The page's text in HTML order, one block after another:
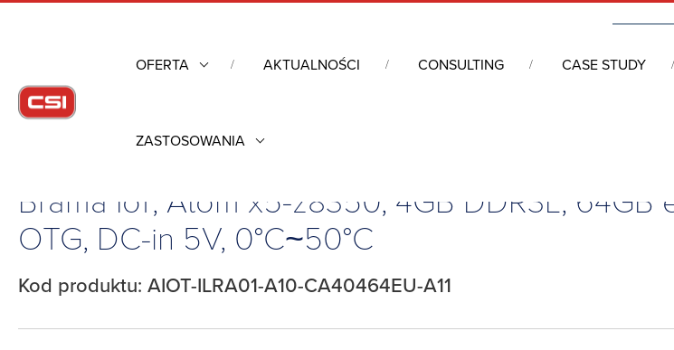
OFERTA AKTUALNOŚCI CONSULTING CASE STUDY
ZASTOSOWANIA
Komputery przemysłowe
Brama IoT, Atom x5-z8350, 4GB DDR3L, 64GB
OTG, DC-in 5V, 0°C~50°C
Kod produktu: AIOT-ILRA01-A10-CA40464EU-A11